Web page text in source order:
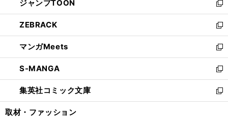
く
で
開
く
ド
ウ
で
開
く
ィ
ン
ド
ウ
で
開
く
い
ウ
ィ
ン
ド
ウ
で
開
く
ジャンプTOON
新
し
い
ウ
ィ
ン
ド
ウ
で
開
ZEBRACK
新
し
い
ウ
ィ
ン
ド
ウ
マンガMeets
新
し
い
ウ
ィ
ン
S-MANGA
新
し
い
ウ
集英社コミック文庫
新
し
取材・ファッション